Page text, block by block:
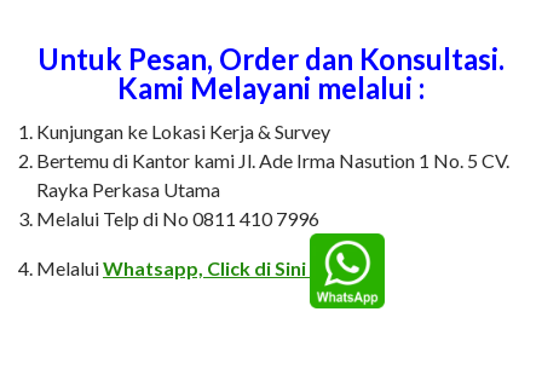
Untuk Pesan, Order dan Konsultasi.
Kami Melayani melalui :
Kunjungan ke Lokasi Kerja & Survey
Bertemu di Kantor kami Jl. Ade Irma Nasution 1 No. 5 CV.
Rayka Perkasa Utama
Melalui Telp di No 0811 410 7996
MelaluiWhatsapp, Click di Sini